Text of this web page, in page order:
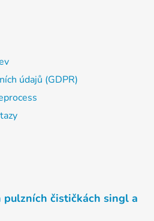
údajů (GDPR)
pulzních čističkách singl a